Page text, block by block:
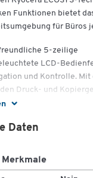
Funktionen bietet
für Büros
5-zeilige
LCD-
und Kontrolle. Mit
Druck- und
pro Minute (simplex)
Mit einer maximalen
sind Sie
Daten